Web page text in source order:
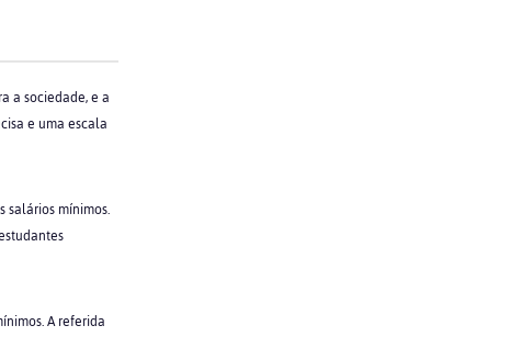
a sociedade, e a
e uma escala
salários mínimos.
A referida